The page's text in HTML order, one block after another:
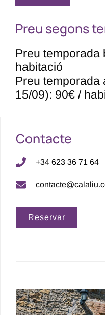
Preu segons
Preu temporada
habitació
Preu temporada
15/09): 90€ /
Contacte
+34 623 36 71 64
Reservar